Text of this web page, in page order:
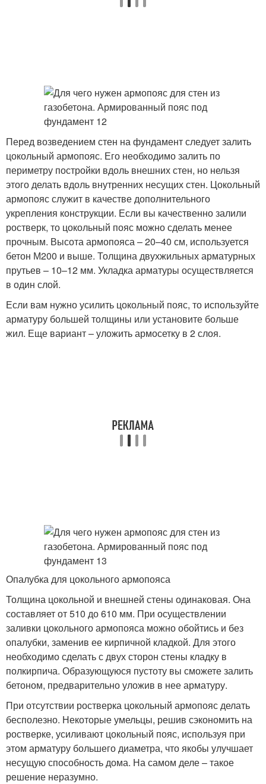
Перед возведением стен на фундамент следует залить
цокольный армопояс. Его необходимо залить по
периметру постройки вдоль внешних стен, но нельзя
этого делать вдоль внутренних несущих стен. Цокольный
армопояс служит в качестве дополнительного
укрепления конструкции. Если вы качественно залили
ростверк, то цокольный пояс можно сделать менее
прочным. Высота армопояса – 20–40 см, используется
бетон М200 и выше. Толщина двухжильных арматурных
прутьев – 10–12 мм. Укладка арматуры осуществляется
в один слой.
Если вам нужно усилить цокольный пояс, то используйте
арматуру большей толщины или установите больше
жил. Еще вариант – уложить армосетку в 2 слоя.
Опалубка для цокольного армопояса
Толщина цокольной и внешней стены одинаковая. Она
составляет от 510 до 610 мм. При осуществлении
заливки цокольного армопояса можно обойтись и без
опалубки, заменив ее кирпичной кладкой. Для этого
необходимо сделать с двух сторон стены кладку в
полкирпича. Образующуюся пустоту вы сможете залить
бетоном, предварительно уложив в нее арматуру.
При отсутствии ростверка цокольный армопояс делать
бесполезно. Некоторые умельцы, решив сэкономить на
ростверке, усиливают цокольный пояс, используя при
этом арматуру большего диаметра, что якобы улучшает
несущую способность дома. На самом деле – такое
решение неразумно.